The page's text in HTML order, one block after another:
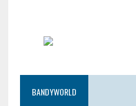
BANDYWORLD